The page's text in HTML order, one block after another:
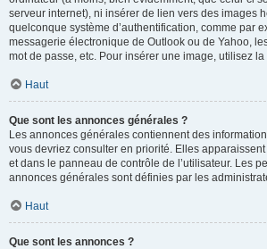
serveur internet), ni insérer de lien vers des images
quelconque système d’authentification, comme par
messagerie électronique de Outlook ou de Yahoo,
mot de passe, etc. Pour insérer une image, utilisez
Haut
Que sont les annonces générales ?
Les annonces générales contiennent des
vous devriez consulter en priorité. Elles
et dans le panneau de contrôle de l’utilisateur. Les
annonces générales sont définies par les
Haut
Que sont les annonces ?